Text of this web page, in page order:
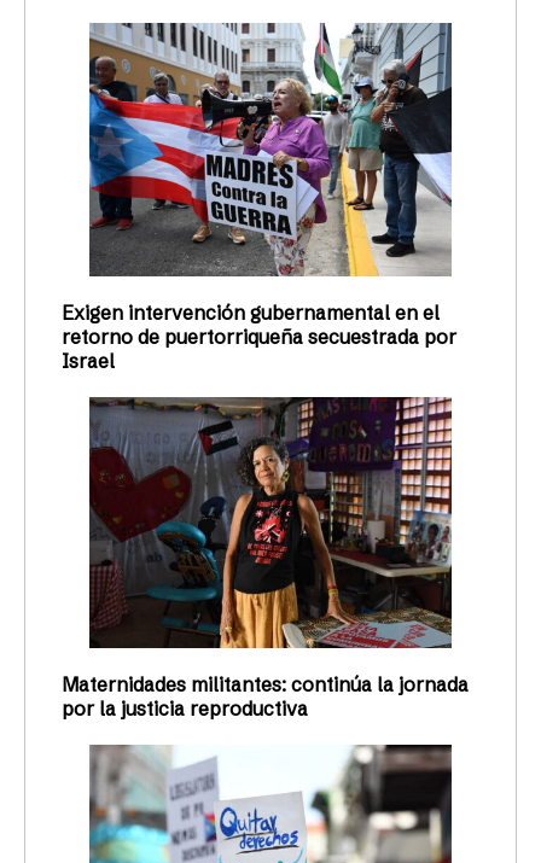
Exigen intervención gubernamental en el
retorno de puertorriqueña secuestrada por
Israel
Maternidades militantes: continúa la jornada
por la justicia reproductiva